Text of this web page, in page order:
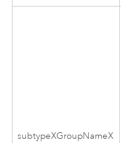
subtypeXGroupNameX